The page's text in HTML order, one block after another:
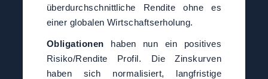
überdurchschnittliche Rendite ohne es
einer globalen Wirtschaftserholung.
Obligationen haben nun ein positives
Risiko/Rendite Profil. Die Zinskurven
haben sich normalisiert, langfristige